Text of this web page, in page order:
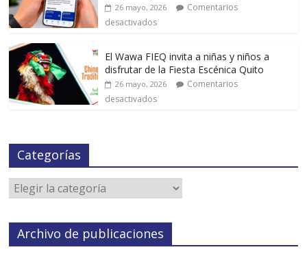
26 mayo, 2026
Comentarios
desactivados
El Wawa FIEQ invita a niñas y niños a
disfrutar de la Fiesta Escénica Quito
26 mayo, 2026
Comentarios
desactivados
Categorías
Archivo de publicaciones